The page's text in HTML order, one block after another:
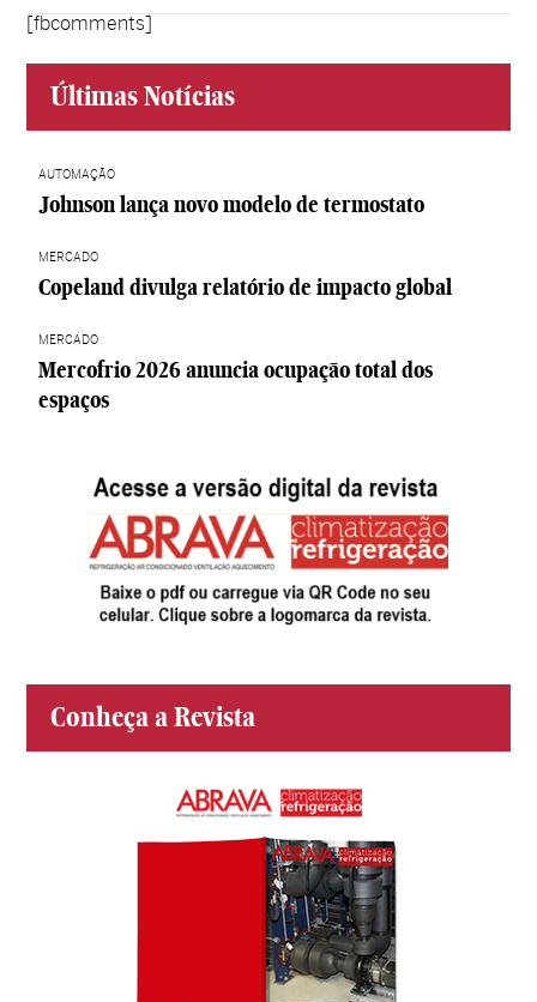
[fbcomments]
Últimas Notícias
AUTOMAÇÃO
Johnson lança novo modelo de termostato
MERCADO
Copeland divulga relatório de impacto global
MERCADO
Mercofrio 2026 anuncia ocupação total dos
espaços
Conheça a Revista